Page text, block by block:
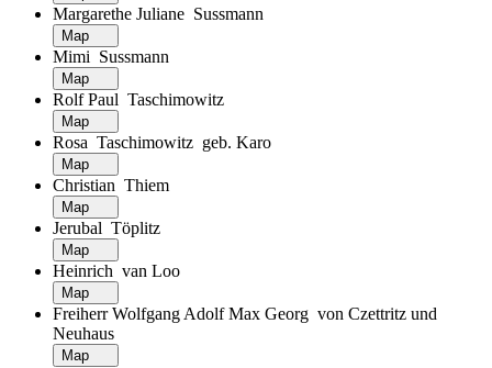
Margarethe Juliane Sussmann
Mimi Sussmann
Rolf Paul Taschimowitz
Rosa Taschimowitz geb. Karo
Christian Thiem
Jerubal Töplitz
Heinrich van Loo
Freiherr Wolfgang Adolf Max Georg von Czettritz und
Neuhaus